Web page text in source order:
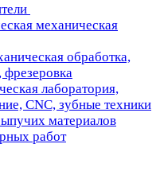
механическая
обработка,
фрезеровка
лаборатория,
CNC, зубные техники
материалов
работ